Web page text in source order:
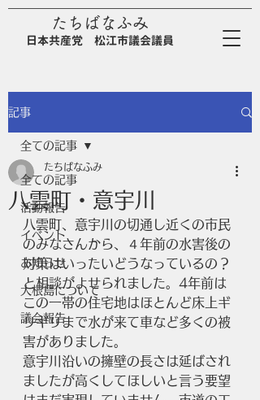
たちばなふみ
日本共産党 松江市議会議員
記事
全ての記事
活動報告
イベント
お知らせ
大根島について
議会報告
全ての記事
八雲町・意宇川
たちばなふみ
八雲町、意宇川の切通し近くの市民
のみなさんから、４年前の水害後の
対策はいったいどうなっているの？
と相談がよせられました。4年前は
この一帯の住宅地はほとんど床上ギ
リギリまで水が来て車など多くの被
害がありました。
意宇川沿いの擁壁の長さは延ばされ
ましたが高くしてほしいと言う要望